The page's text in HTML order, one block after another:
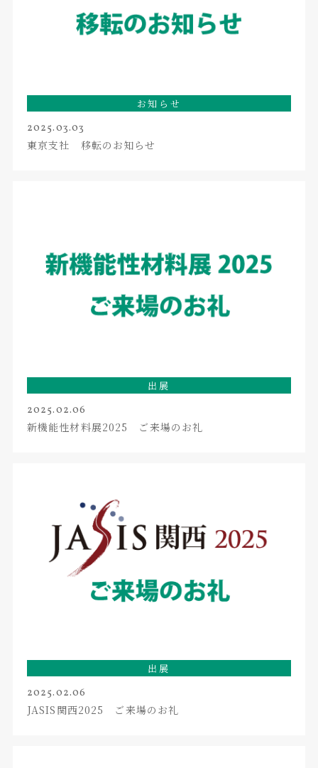
お知らせ
2025.03.03
東京支社 移転のお知らせ
出展
2025.02.06
新機能性材料展2025 ご来場のお礼
出展
2025.02.06
JASIS関西2025 ご来場のお礼